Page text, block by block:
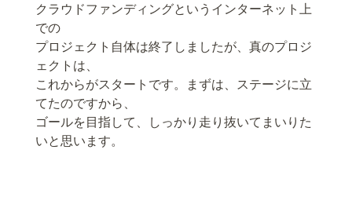
クラウドファンディングというインターネット上
での
プロジェクト自体は終了しましたが、真のプロジ
ェクトは、
これからがスタートです。まずは、ステージに立
てたのですから、
ゴールを目指して、しっかり走り抜いてまいりた
いと思います。